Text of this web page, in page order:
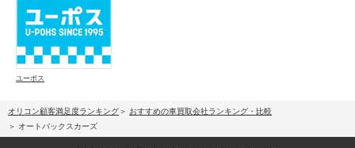
ユーポス
オリコン顧客満足度ランキング
おすすめの車買取会社ランキング・比較
オートバックスカーズ